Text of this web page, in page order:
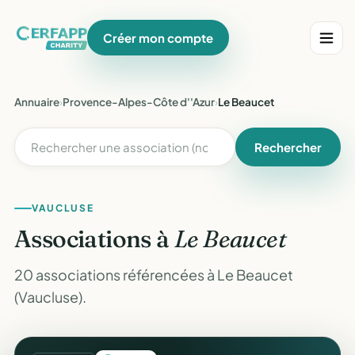
Créer mon compte
Annuaire›Provence-Alpes-Côte d''Azur›Le Beaucet
Rechercher
VAUCLUSE
Associations àLe Beaucet
20 associations référencées à Le Beaucet
(Vaucluse).